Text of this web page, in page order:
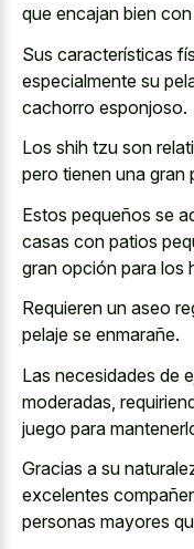
que encajan bien
Sus características
especialmente su
cachorro esponjoso.
Los shih tzu son
pero tienen una gran
Estos pequeños se
casas con patios
gran opción para los
Requieren un aseo
pelaje se enmarañe.
Las necesidades de
moderadas,
juego para
Gracias a su
excelentes
personas mayores